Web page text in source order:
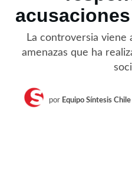
La controversia viene
amenazas que ha
por Equipo Síntesis Chile